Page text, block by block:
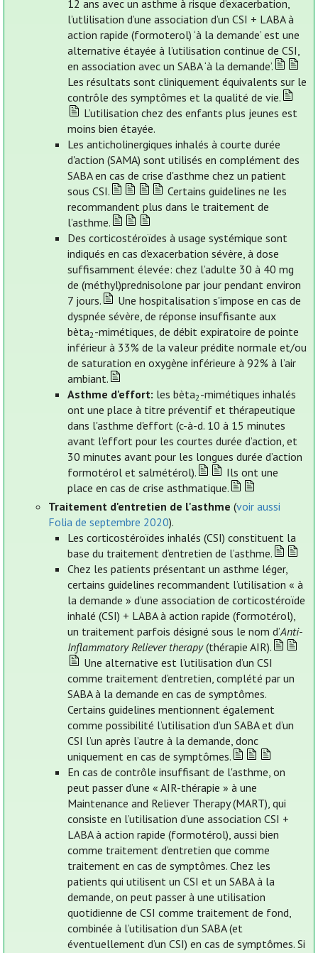
12 ans avec un asthme à risque d’exacerbation,
l’utlilisation d’une association d’un CSI + LABA à
action rapide (formoterol) ‘à la demande’ est une
alternative étayée à l’utilisation continue de CSI,
en association avec un SABA ‘à la demande’.
Les résultats sont cliniquement équivalents sur le
contrôle des symptômes et la qualité de vie.
L’utilisation chez des enfants plus jeunes est
moins bien étayée.
Les anticholinergiques inhalés à courte durée
d'action (SAMA) sont utilisés en complément des
SABA en cas de crise d'asthme chez un patient
sous CSI.
Certains guidelines ne les
recommandent plus dans le traitement de
l’asthme.
Des corticostéroïdes à usage systémique sont
indiqués en cas d'exacerbation sévère, à dose
suffisamment élevée: chez l’adulte 30 à 40 mg
de (méthyl)prednisolone par jour pendant environ
7 jours.
Une hospitalisation s'impose en cas de
dyspnée sévère, de réponse insuffisante aux
bèta2-mimétiques, de débit expiratoire de pointe
inférieur à 33% de la valeur prédite normale et/ou
de saturation en oxygène inférieure à 92% à l’air
ambiant.
Asthme d'effort: les bèta2-mimétiques inhalés
ont une place à titre préventif et thérapeutique
dans l'asthme d'effort (c-à-d. 10 à 15 minutes
avant l’effort pour les courtes durée d’action, et
30 minutes avant pour les longues durée d’action
formotérol et salmétérol).
Ils ont une
place en cas de crise asthmatique.
Traitement d'entretien de l'asthme (voir aussi
Folia de septembre 2020).
Les corticostéroïdes inhalés (CSI) constituent la
base du traitement d’entretien de l’asthme.
Chez les patients présentant un asthme léger,
certains guidelines recommandent l’utilisation « à
la demande » d’une association de corticostéroïde
inhalé (CSI) + LABA à action rapide (formotérol),
un traitement parfois désigné sous le nom d’Anti-
Inflammatory Reliever therapy(thérapie AIR).
Une alternative est l’utilisation d’un CSI
comme traitement d’entretien, complété par un
SABA à la demande en cas de symptômes.
Certains guidelines mentionnent également
comme possibilité l’utilisation d’un SABA et d’un
CSI l’un après l’autre à la demande, donc
uniquement en cas de symptômes.
En cas de contrôle insuffisant de l'asthme, on
peut passer d’une « AIR-thérapie » à une
Maintenance and Reliever Therapy (MART), qui
consiste en l’utilisation d’une association CSI +
LABA à action rapide (formotérol), aussi bien
comme traitement d’entretien que comme
traitement en cas de symptômes. Chez les
patients qui utilisent un CSI et un SABA à la
demande, on peut passer à une utilisation
quotidienne de CSI comme traitement de fond,
combinée à l’utilisation d’un SABA (et
éventuellement d’un CSI) en cas de symptômes. Si